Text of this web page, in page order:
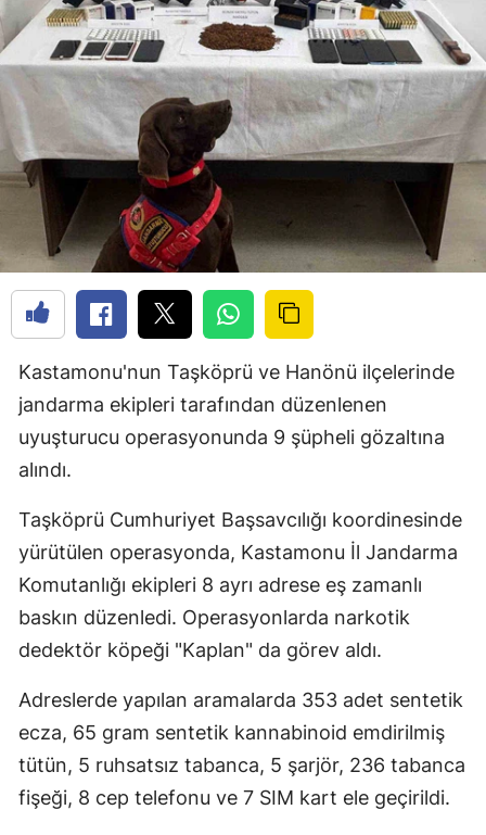
Kastamonu'nun Taşköprü ve Hanönü ilçelerinde
jandarma ekipleri tarafından düzenlenen
uyuşturucu operasyonunda 9 şüpheli gözaltına
alındı.
Taşköprü Cumhuriyet Başsavcılığı koordinesinde
yürütülen operasyonda, Kastamonu İl Jandarma
Komutanlığı ekipleri 8 ayrı adrese eş zamanlı
baskın düzenledi. Operasyonlarda narkotik
dedektör köpeği "Kaplan" da görev aldı.
Adreslerde yapılan aramalarda 353 adet sentetik
ecza, 65 gram sentetik kannabinoid emdirilmiş
tütün, 5 ruhsatsız tabanca, 5 şarjör, 236 tabanca
fişeği, 8 cep telefonu ve 7 SIM kart ele geçirildi.